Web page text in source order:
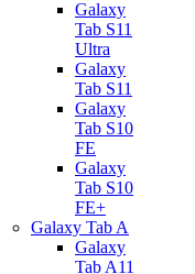
Galaxy
Tab S11
Ultra
Galaxy
Tab S11
Galaxy
Tab S10
FE
Galaxy
Tab S10
FE+
Galaxy Tab A
Galaxy
Tab A11